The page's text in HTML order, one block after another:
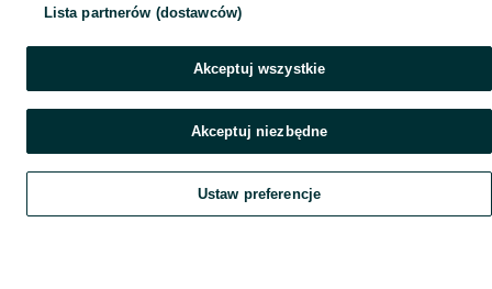
Szukaj Obserwujesz Dodaj Czat Konto
Lista partnerów (dostawców)
Akceptuj wszystkie
Akceptuj niezbędne
Ustaw preferencje